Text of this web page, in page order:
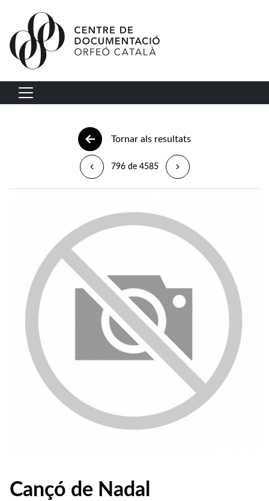
Vés al contingut
Navegació principal
Tornar als resultats
796 de 4585
Cançó de Nadal